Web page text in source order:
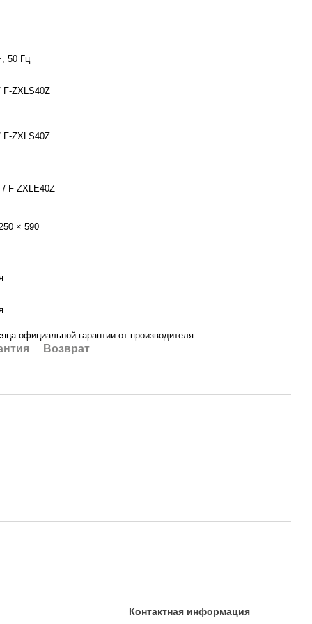
50 Гц
F-ZXLS40Z
F-ZXLS40Z
/ F-ZXLE40Z
× 590
официальной гарантии от производителя
Возврат
Контактная информация